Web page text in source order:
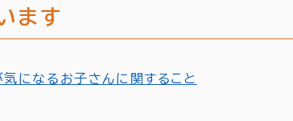
ます
になるお子さんに関すること